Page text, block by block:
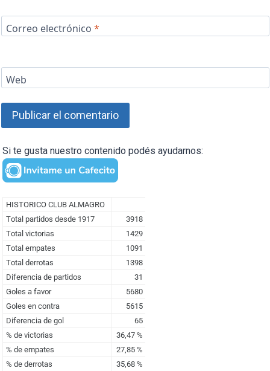
Correo electrónico *
Web
Si te gusta nuestro contenido podés ayudarnos: